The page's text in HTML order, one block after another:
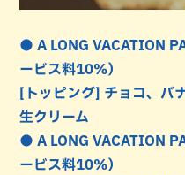
● A LONG VACATION
ービス料10%）
[トッピング] チョコ、バ
生クリーム
● A LONG VACATION
ービス料10%）